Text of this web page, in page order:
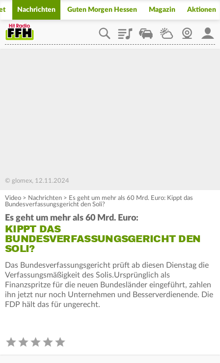
Nachrichten Guten Morgen Hessen Magazin Aktionen
PlaylistStaupilotWetterWebcam
© glomex, 12.11.2024
Video > Nachrichten > Es geht um mehr als 60 Mrd. Euro: Kippt das
Bundesverfassungsgericht den Soli?
Es geht um mehr als 60 Mrd. Euro:
KIPPT DAS
BUNDESVERFASSUNGSGERICHT DEN
SOLI?
Das Bundesverfassungsgericht prüft ab diesen Dienstag die
Verfassungsmäßigkeit des Solis.Ursprünglich als
Finanzspritze für die neuen Bundesländer eingeführt, zahlen
ihn jetzt nur noch Unternehmen und Besserverdienende. Die
FDP hält das für ungerecht.